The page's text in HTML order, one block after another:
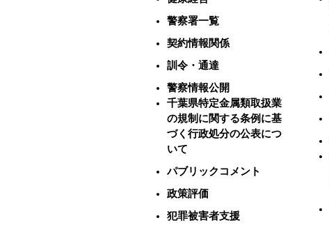
警察署一覧
契約情報関係
訓令・通達
警察情報公開
千葉県特定金属類取扱業
の規制に関する条例に基
づく行政処分の公表につ
いて
パブリックコメント
政策評価
犯罪被害者支援